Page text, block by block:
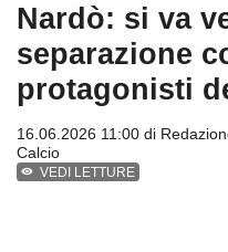
Nardò: si va
separazione
protagonisti
16.06.2026 11:00 di
Calcio
VEDI LETTURE